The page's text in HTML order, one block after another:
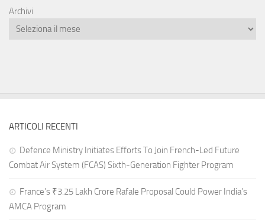
Archivi
ARTICOLI RECENTI
Defence Ministry Initiates Efforts To Join French-Led Future
Combat Air System (FCAS) Sixth‑Generation Fighter Program
France’s ₹3.25 Lakh Crore Rafale Proposal Could Power India’s
AMCA Program